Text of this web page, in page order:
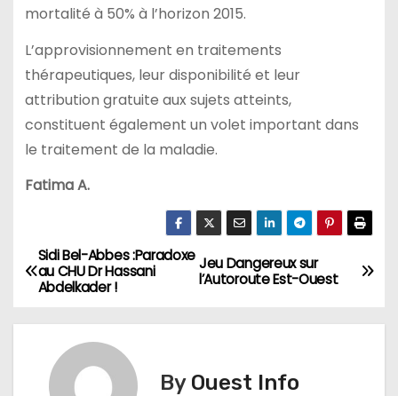
mortalité à 50% à l’horizon 2015.
L’approvisionnement en traitements
thérapeutiques, leur disponibilité et leur
attribution gratuite aux sujets atteints,
constituent également un volet important dans
le traitement de la maladie.
Fatima A.
N
a
Jeu Dangereux sur
l’Autoroute Est-Ouest
Sidi Bel-Abbes :Paradoxe
au CHU Dr Hassani
Abdelkader !
By Ouest Info